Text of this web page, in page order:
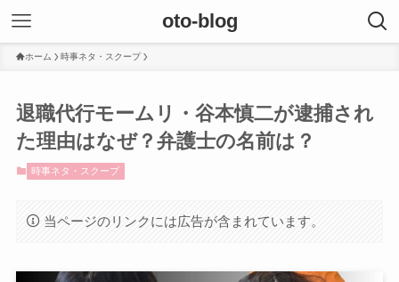
oto-blog
ホーム 時事ネタ・スクープ
退職代行モームリ・谷本慎二が逮捕され
た理由はなぜ？弁護士の名前は？
時事ネタ・スクープ
当ページのリンクには広告が含まれています。